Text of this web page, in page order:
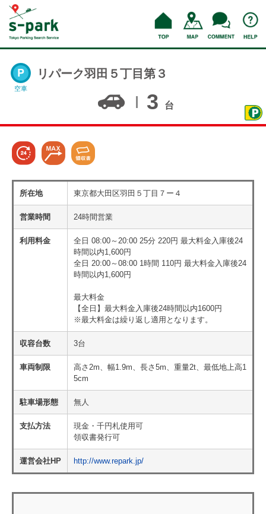
空車
リパーク羽田５丁目第３
3 台
所在地 東京都大田区羽田５丁目７ー４
営業時間 24時間営業
利用料金
全日 08:00～20:00 25分 220円 最大料金入庫後24
時間以内1,600円
全日 20:00～08:00 1時間 110円 最大料金入庫後24
時間以内1,600円
最大料金
【全日】最大料金入庫後24時間以内1600円
※最大料金は繰り返し適用となります。
収容台数 3台
車両制限
高さ2m、幅1.9m、長さ5m、重量2t、最低地上高1
5cm
駐車場形態 無人
支払方法
現金・千円札使用可
領収書発行可
運営会社HP http://www.repark.jp/